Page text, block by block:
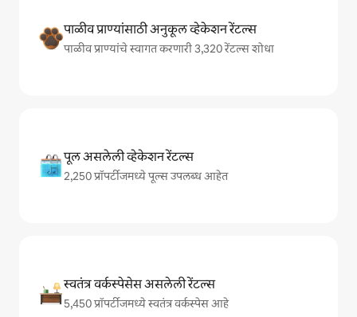
पाळीव प्राण्यांसाठी अनुकूल व्हेकेशन रेंटल्स
पाळीव प्राण्यांचे स्वागत करणारी 3,320 रेंटल्स शोधा
पूल असलेली व्हेकेशन रेंटल्स
2,250 प्रॉपर्टीजमध्ये पूल्स उपलब्ध आहेत
स्वतंत्र वर्कस्पेसेस असलेली रेंटल्स
5,450 प्रॉपर्टीजमध्ये स्वतंत्र वर्कस्पेस आहे